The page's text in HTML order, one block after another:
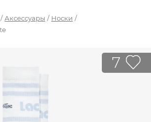
Аксессуары
Носки
7